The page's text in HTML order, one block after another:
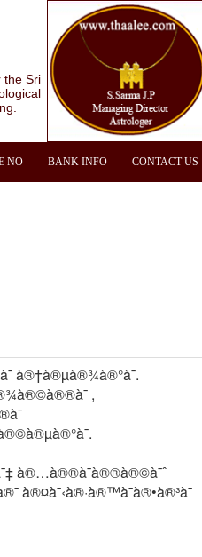
the Sri
NO BANK INFO CONTACT US
à®†à®µà®¾à®°à¯.
,
à®…à®®à¯à®®à®©à¯ˆ
à®¤à¯‹à®·à®™à¯à®•à®³à¯